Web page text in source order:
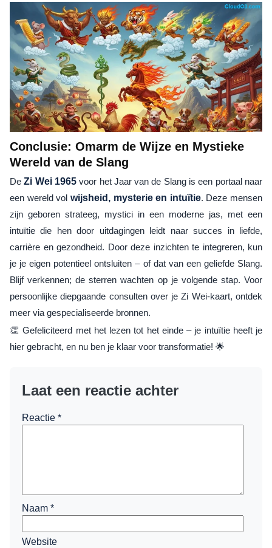
Conclusie: Omarm de Wijze en Mystieke
Wereld van de Slang
DeZi Wei 1965voor het Jaar van de Slang is een portaal naar
een wereld vol wijsheid, mysterie en intuïtie. Deze mensen
zijn geboren strateeg, mystici in een moderne jas, met een
intuïtie die hen door uitdagingen leidt naar succes in liefde,
carrière en gezondheid. Door deze inzichten te integreren, kun
je je eigen potentieel ontsluiten – of dat van een geliefde Slang.
Blijf verkennen; de sterren wachten op je volgende stap. Voor
persoonlijke diepgaande consulten over je Zi Wei-kaart, ontdek
meer via gespecialiseerde bronnen.
👏 Gefeliciteerd met het lezen tot het einde – je intuïtie heeft je
hier gebracht, en nu ben je klaar voor transformatie! 🌟
Laat een reactie achter
Reactie *
Naam *
Website